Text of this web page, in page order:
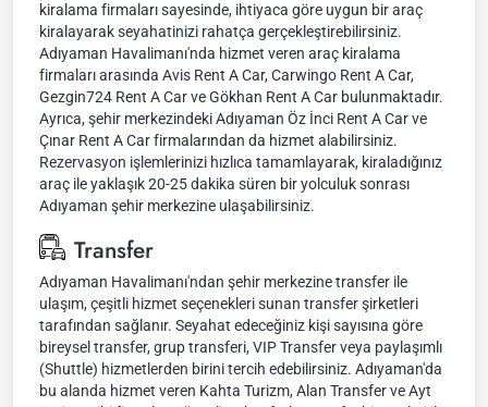
kiralama firmaları sayesinde, ihtiyaca göre uygun bir araç
kiralayarak seyahatinizi rahatça gerçekleştirebilirsiniz.
Adıyaman Havalimanı'nda hizmet veren araç kiralama
firmaları arasında Avis Rent A Car, Carwingo Rent A Car,
Gezgin724 Rent A Car ve Gökhan Rent A Car bulunmaktadır.
Ayrıca, şehir merkezindeki Adıyaman Öz İnci Rent A Car ve
Çınar Rent A Car firmalarından da hizmet alabilirsiniz.
Rezervasyon işlemlerinizi hızlıca tamamlayarak, kiraladığınız
araç ile yaklaşık 20-25 dakika süren bir yolculuk sonrası
Adıyaman şehir merkezine ulaşabilirsiniz.
Transfer
Adıyaman Havalimanı'ndan şehir merkezine transfer ile
ulaşım, çeşitli hizmet seçenekleri sunan transfer şirketleri
tarafından sağlanır. Seyahat edeceğiniz kişi sayısına göre
bireysel transfer, grup transferi, VIP Transfer veya paylaşımlı
(Shuttle) hizmetlerden birini tercih edebilirsiniz. Adıyaman'da
bu alanda hizmet veren Kahta Turizm, Alan Transfer ve Ayt